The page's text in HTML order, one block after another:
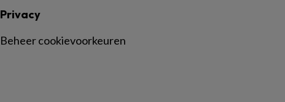
Privacy
Beheer cookievoorkeuren